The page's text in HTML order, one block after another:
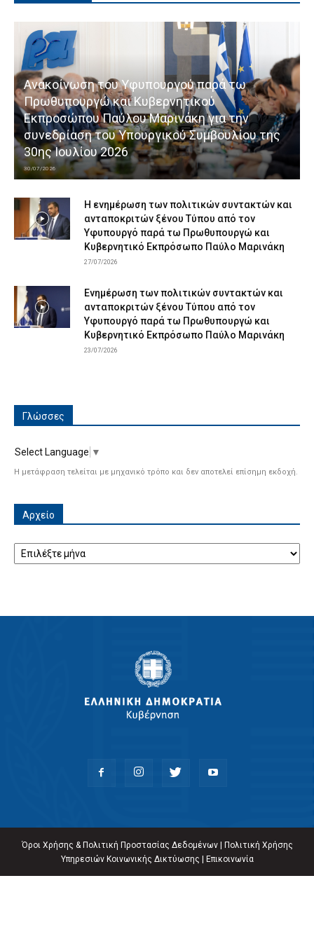
Ανακοίνωση του Υφυπουργού παρά τω
Πρωθυπουργώ και Κυβερνητικού
Εκπροσώπου Παύλου Μαρινάκη για την
συνεδρίαση του Υπουργικού Συμβουλίου της
30ης Ιουλίου 2026
30/07/2026
Η ενημέρωση των πολιτικών συντακτών και
ανταποκριτών ξένου Τύπου από τον
Υφυπουργό παρά τω Πρωθυπουργώ και
Κυβερνητικό Εκπρόσωπο Παύλο Μαρινάκη
27/07/2026
Ενημέρωση των πολιτικών συντακτών και
ανταποκριτών ξένου Τύπου από τον
Υφυπουργό παρά τω Πρωθυπουργώ και
Κυβερνητικό Εκπρόσωπο Παύλο Μαρινάκη
23/07/2026
Γλώσσες
Select Language ▼
Η μετάφραση τελείται με μηχανικό τρόπο και δεν αποτελεί επίσημη εκδοχή.
Αρχείο
Όροι Χρήσης & Πολιτική Προστασίας Δεδομένων|
Πολιτική Χρήσης
Υπηρεσιών Κοινωνικής Δικτύωσης
Επικοινωνία